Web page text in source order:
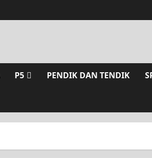
P5 PENDIK DAN TENDIK